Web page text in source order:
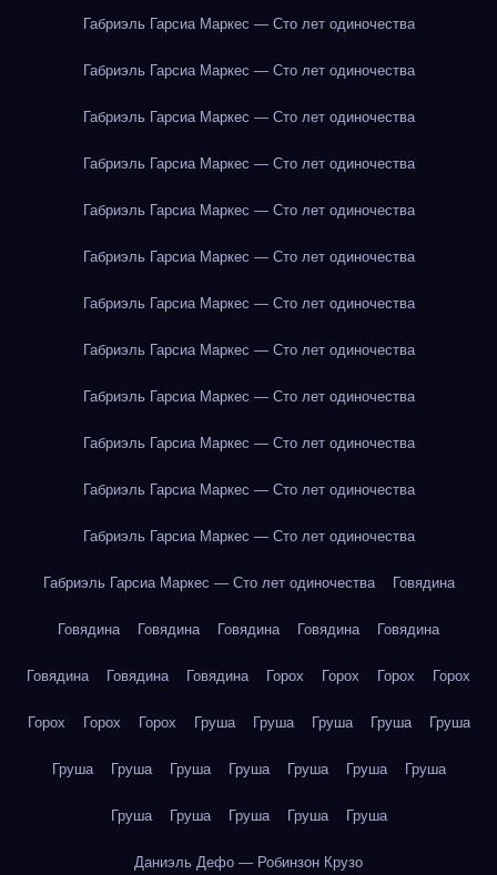
Габриэль Гарсиа Маркес — Сто лет одиночества
Габриэль Гарсиа Маркес — Сто лет одиночества
Габриэль Гарсиа Маркес — Сто лет одиночества
Габриэль Гарсиа Маркес — Сто лет одиночества
Габриэль Гарсиа Маркес — Сто лет одиночества
Габриэль Гарсиа Маркес — Сто лет одиночества
Габриэль Гарсиа Маркес — Сто лет одиночества
Габриэль Гарсиа Маркес — Сто лет одиночества
Габриэль Гарсиа Маркес — Сто лет одиночества
Габриэль Гарсиа Маркес — Сто лет одиночества
Габриэль Гарсиа Маркес — Сто лет одиночества
Габриэль Гарсиа Маркес — Сто лет одиночества
Габриэль Гарсиа Маркес — Сто лет одиночества Говядина
Говядина Говядина Говядина Говядина Говядина
Говядина Говядина Говядина Горох Горох Горох Горох
Горох Горох Горох Груша Груша Груша Груша Груша
Груша Груша Груша Груша Груша Груша Груша
Груша Груша Груша Груша Груша
Даниэль Дефо — Робинзон Крузо